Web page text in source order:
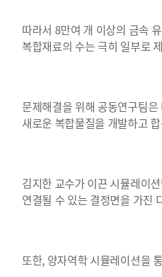
따라서 8만여 개 이상의 금속
복합재료의 수는 극히 일부로
문제해결을 위해 공동연구팀
새로운 복합물질을 개발하고
김지한 교수가 이끈 시뮬레이
연결될 수 있는 결정면을 가진
또한, 양자역학 시뮬레이션을